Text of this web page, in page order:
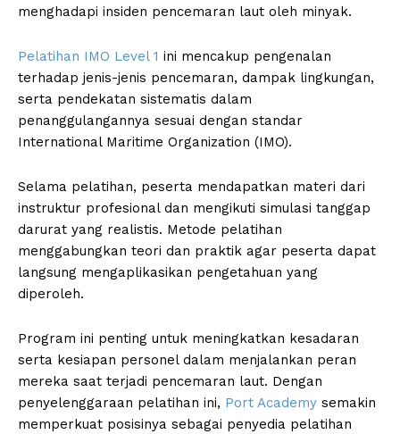
menghadapi insiden pencemaran laut oleh minyak.
Pelatihan IMO Level 1 ini mencakup pengenalan
terhadap jenis-jenis pencemaran, dampak lingkungan,
serta pendekatan sistematis dalam
penanggulangannya sesuai dengan standar
International Maritime Organization (IMO).
Selama pelatihan, peserta mendapatkan materi dari
instruktur profesional dan mengikuti simulasi tanggap
darurat yang realistis. Metode pelatihan
menggabungkan teori dan praktik agar peserta dapat
langsung mengaplikasikan pengetahuan yang
diperoleh.
Program ini penting untuk meningkatkan kesadaran
serta kesiapan personel dalam menjalankan peran
mereka saat terjadi pencemaran laut. Dengan
penyelenggaraan pelatihan ini, Port Academy semakin
memperkuat posisinya sebagai penyedia pelatihan